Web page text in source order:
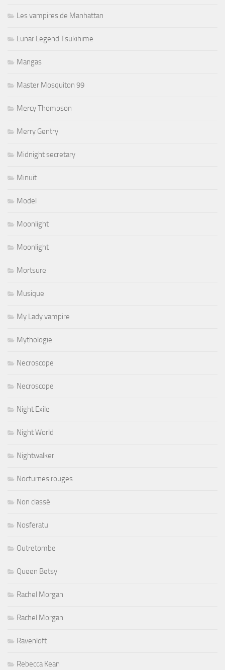
Les vampires de Manhattan
Lunar Legend Tsukihime
Mangas
Master Mosquiton 99
Mercy Thompson
Merry Gentry
Midnight secretary
Minuit
Model
Moonlight
Moonlight
Mortsure
Musique
My Lady vampire
Mythologie
Necroscope
Necroscope
Night Exile
Night World
Nightwalker
Nocturnes rouges
Non classé
Nosferatu
Outretombe
Queen Betsy
Rachel Morgan
Rachel Morgan
Ravenloft
Rebecca Kean